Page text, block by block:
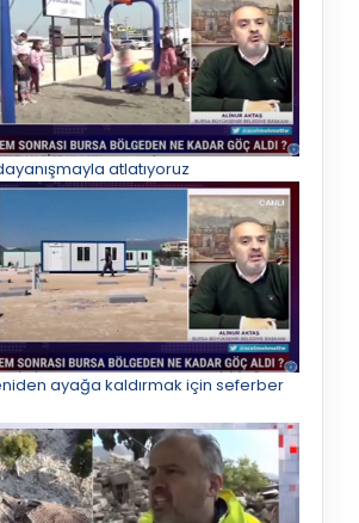
atlatıyoruz
ayağa kaldırmak için seferber